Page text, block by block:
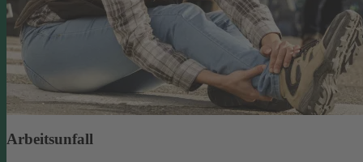
Arbeitsunfall